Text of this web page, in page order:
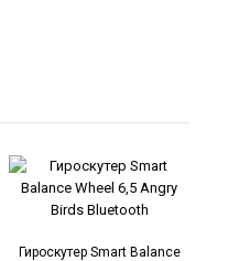
SUV 10" Ice (Айс)
Гироскутер Smart Balance